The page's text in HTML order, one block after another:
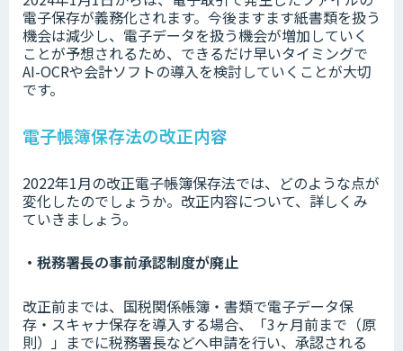
電子保存が義務化されます。今後ますます紙書類を扱う
機会は減少し、電子データを扱う機会が増加していく
ことが予想されるため、できるだけ早いタイミングで
AI-OCRや会計ソフトの導入を検討していくことが大切
です。
電子帳簿保存法の改正内容
2022年1月の改正電子帳簿保存法では、どのような点が
変化したのでしょうか。改正内容について、詳しくみ
ていきましょう。
・税務署長の事前承認制度が廃止
改正前までは、国税関係帳簿・書類で電子データ保
存・スキャナ保存を導入する場合、「3ヶ月前まで（原
則）」までに税務署長などへ申請を行い、承認される